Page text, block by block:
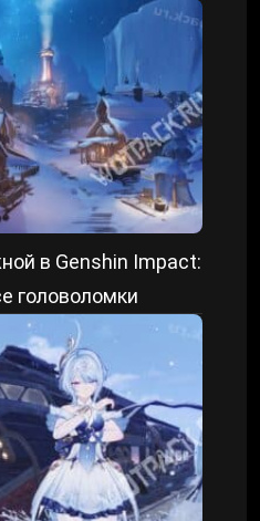
в Genshin Impact:
головоломки